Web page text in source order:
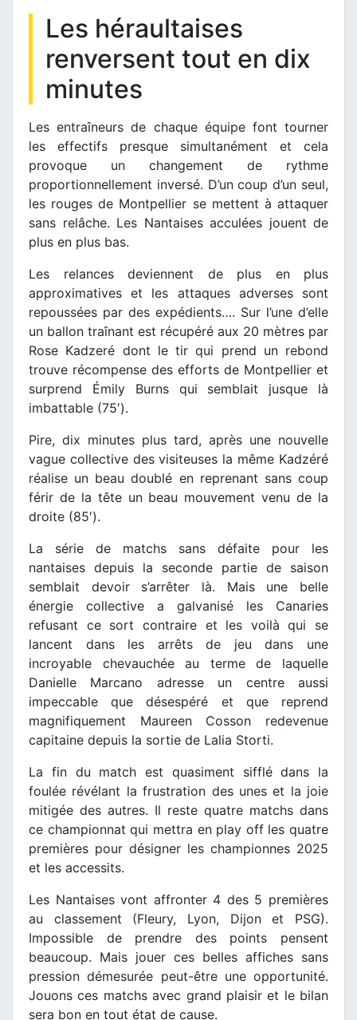
Les héraultaises
renversent tout en dix
minutes
Les entraîneurs de chaque équipe font tourner
les effectifs presque simultanément et cela
provoque un changement de rythme
proportionnellement inversé. D’un coup d’un seul,
les rouges de Montpellier se mettent à attaquer
sans relâche. Les Nantaises acculées jouent de
plus en plus bas.
Les relances deviennent de plus en plus
approximatives et les attaques adverses sont
repoussées par des expédients…. Sur l’une d’elle
un ballon traînant est récupéré aux 20 mètres par
Rose Kadzeré dont le tir qui prend un rebond
trouve récompense des efforts de Montpellier et
surprend Émily Burns qui semblait jusque là
imbattable (75′).
Pire, dix minutes plus tard, après une nouvelle
vague collective des visiteuses la même Kadzéré
réalise un beau doublé en reprenant sans coup
férir de la tête un beau mouvement venu de la
droite (85′).
La série de matchs sans défaite pour les
nantaises depuis la seconde partie de saison
semblait devoir s’arrêter là. Mais une belle
énergie collective a galvanisé les Canaries
refusant ce sort contraire et les voilà qui se
lancent dans les arrêts de jeu dans une
incroyable chevauchée au terme de laquelle
Danielle Marcano adresse un centre aussi
impeccable que désespéré et que reprend
magnifiquement Maureen Cosson redevenue
capitaine depuis la sortie de Lalia Storti.
La fin du match est quasiment sifflé dans la
foulée révélant la frustration des unes et la joie
mitigée des autres. Il reste quatre matchs dans
ce championnat qui mettra en play off les quatre
premières pour désigner les championnes 2025
et les accessits.
Les Nantaises vont affronter 4 des 5 premières
au classement (Fleury, Lyon, Dijon et PSG).
Impossible de prendre des points pensent
beaucoup. Mais jouer ces belles affiches sans
pression démesurée peut-être une opportunité.
Jouons ces matchs avec grand plaisir et le bilan
sera bon en tout état de cause.